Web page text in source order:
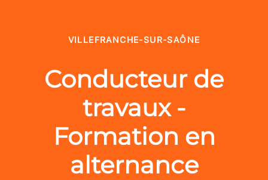
VILLEFRANCHE-SUR-SAÔNE
Conducteur de
travaux -
Formation en
alternance